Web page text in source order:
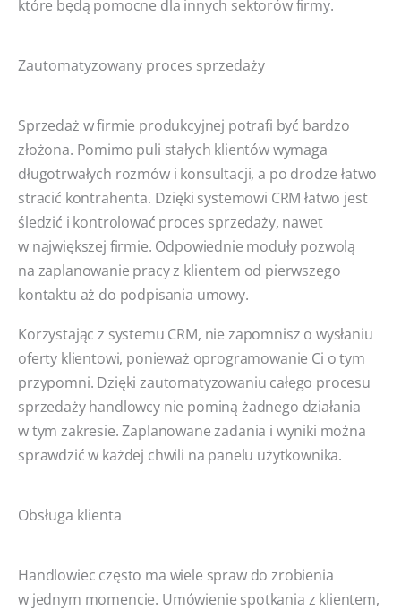
które będą pomocne dla innych sektorów firmy.
Zautomatyzowany proces sprzedaży
Sprzedaż w firmie produkcyjnej potrafi być bardzo
złożona. Pomimo puli stałych klientów wymaga
długotrwałych rozmów i konsultacji, a po drodze łatwo
stracić kontrahenta. Dzięki systemowi CRM łatwo jest
śledzić i kontrolować proces sprzedaży, nawet
w największej firmie. Odpowiednie moduły pozwolą
na zaplanowanie pracy z klientem od pierwszego
kontaktu aż do podpisania umowy.
Korzystając z systemu CRM, nie zapomnisz o wysłaniu
oferty klientowi, ponieważ oprogramowanie Ci o tym
przypomni. Dzięki zautomatyzowaniu całego procesu
sprzedaży handlowcy nie pominą żadnego działania
w tym zakresie. Zaplanowane zadania i wyniki można
sprawdzić w każdej chwili na panelu użytkownika.
Obsługa klienta
Handlowiec często ma wiele spraw do zrobienia
w jednym momencie. Umówienie spotkania z klientem,